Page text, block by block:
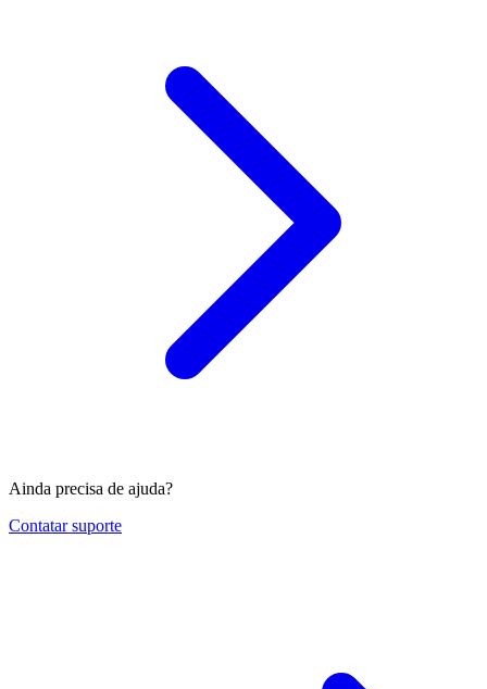
Ainda precisa de ajuda?
Contatar suporte